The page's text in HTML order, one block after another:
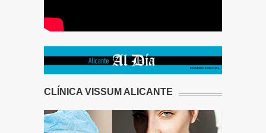
CLÍNICA VISSUM ALICANTE